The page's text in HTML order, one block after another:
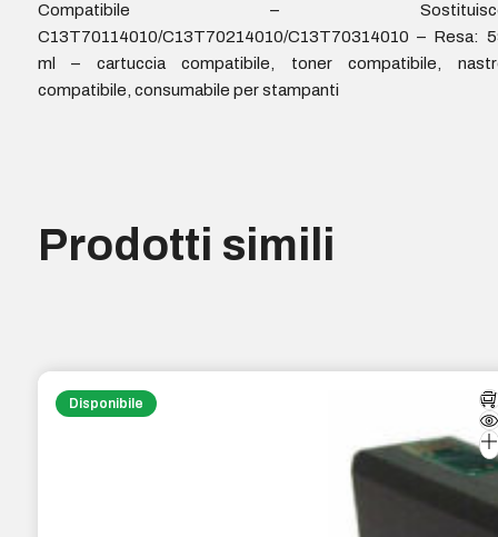
Compatibile –
C13T70114010/C13T70214010/C13T70314010 – Resa:
ml – cartuccia compatibile, toner compatibile,
compatibile, consumabile per stampanti
Prodotti simili
Disponibile